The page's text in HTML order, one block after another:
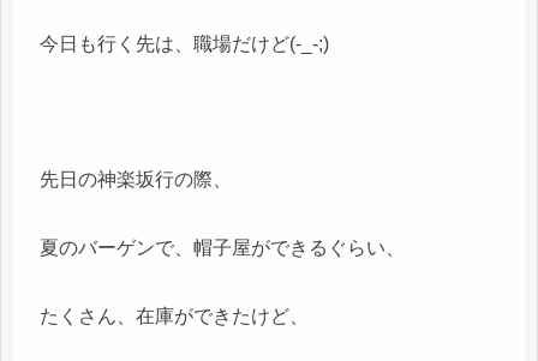
今日も行く先は、職場だけど(-_-;)
先日の神楽坂行の際、
夏のバーゲンで、帽子屋ができるぐらい、
たくさん、在庫ができたけど、